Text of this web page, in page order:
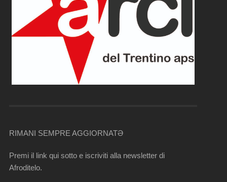
RIMANI SEMPRE AGGIORNATƏ
Premi il link qui sotto e iscriviti alla newsletter di
Afroditelo.